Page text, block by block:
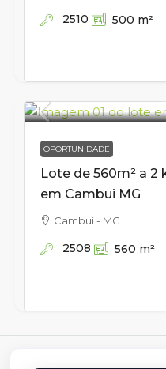
2510 500 m²
OPORTUNIDADE
Lote de 560m² a 2
em Cambui MG
Cambuí - MG
2508 560 m²